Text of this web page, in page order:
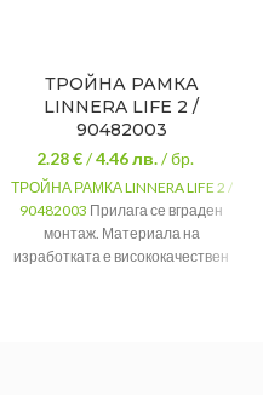
ТРОЙНА РАМКА
LINNERA LIFE 2 /
90482003
2.28 €/4.46лв./ бр.
ТРОЙНА РАМКА LINNERA LIFE 2 /
90482003 Прилага се вграден
монтаж. Материала на
изработката е висококачествен